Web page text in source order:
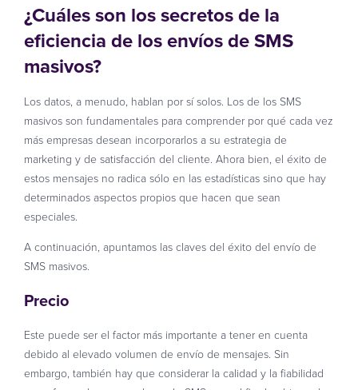
¿Cuáles son los secretos de la
eficiencia de los envíos de SMS
masivos?
Los datos, a menudo, hablan por sí solos. Los de los SMS
masivos son fundamentales para comprender por qué cada vez
más empresas desean incorporarlos a su estrategia de
marketing y de satisfacción del cliente. Ahora bien, el éxito de
estos mensajes no radica sólo en las estadísticas sino que hay
determinados aspectos propios que hacen que sean
especiales.
A continuación, apuntamos las claves del éxito del envío de
SMS masivos.
Precio
Este puede ser el factor más importante a tener en cuenta
debido al elevado volumen de envío de mensajes. Sin
embargo, también hay que considerar la calidad y la fiabilidad